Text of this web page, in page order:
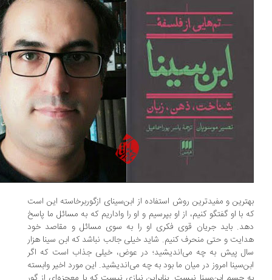
و مفیدترین روش استفاده از ابن‌سینای ازگوربرخاسته این است
با او گفتگو کنیم، از او بپرسیم و او را واداریم که به مسائل ما پاسخ
باید جریان قوی فکری او را به سوی مسائل و مقاصد خود
و حتی منحرف کنیم. شاید خیلی جالب نباشد که ابن سینا هزار
پیش به چه می‌اندیشید؛ در عوض، خیلی جذاب است که اگر
امروز در میان ما بود به چه می‌اندیشید. این مورد اخیر وابسته